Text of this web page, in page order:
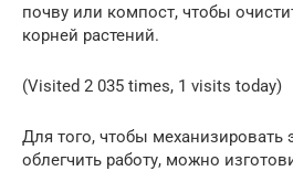
почву или компост, чтобы
корней растений.
(Visited 2 035 times, 1 visits today)
Для того, чтобы механизировать
облегчить работу, можно